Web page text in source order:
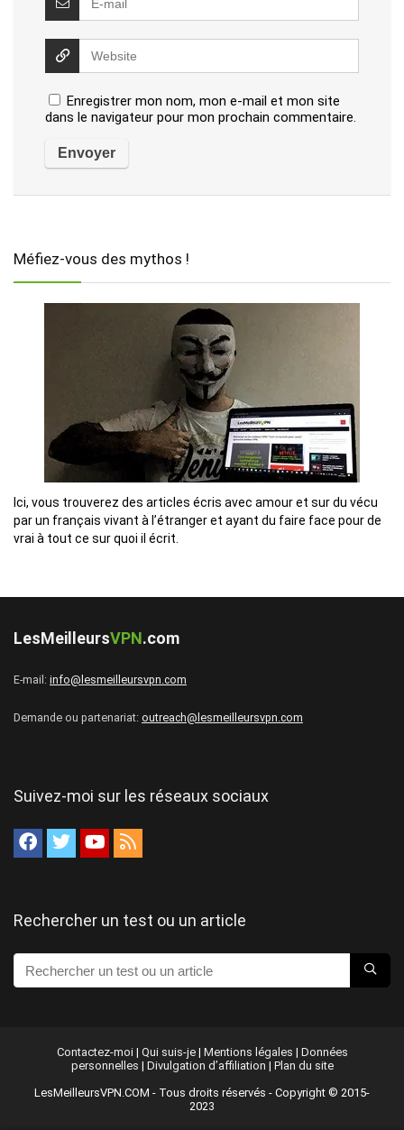
Enregistrer mon nom, mon e-mail et mon site
dans le navigateur pour mon prochain commentaire.
Méfiez-vous des mythos !
Ici, vous trouverez des articles écris avec amour et sur du vécu
par un français vivant à l’étranger et ayant du faire face pour de
vrai à tout ce sur quoi il écrit.
LesMeilleursVPN.com
E-mail: info@lesmeilleursvpn.com
Demande ou partenariat: outreach@lesmeilleursvpn.com
Suivez-moi sur les réseaux sociaux
Rechercher un test ou un article
Contactez-moi| Qui suis-je| Mentions légales | Données
personnelles | Divulgation d’affiliation | Plan du site
LesMeilleursVPN.COM - Tous droits réservés - Copyright © 2015-
2023